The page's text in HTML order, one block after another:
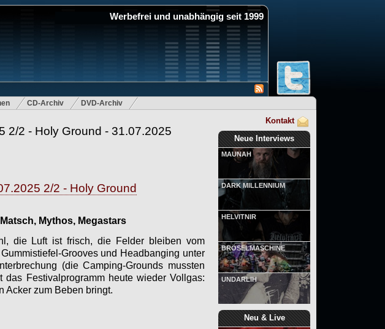
Werbefrei und unabhängig seit 1999
CD-Archiv DVD-Archiv
Kontakt
Neue Interviews
MAUNAH
DARK MILLENNIUM
HELVITNIR
BRÖSELMASCHINE
UNDARLIH
Neu & Live
2/2 - Holy Ground - 31.07.2025
2/2 - Holy Ground
Mythos, Megastars
die Luft ist frisch, die Felder bleiben vom
Grooves und Headbanging unter
(die Camping-Grounds mussten
Festivalprogramm heute wieder Vollgas:
Acker zum Beben bringt.